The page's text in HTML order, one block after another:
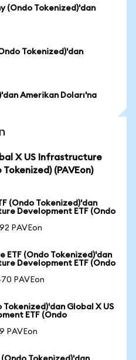
(Ondo Tokenized)'dan
Tokenized)'dan
Amerikan Doları'na
X US Infrastructure
(PAVEon)
(Ondo Tokenized)'dan
Development ETF (Ondo
PAVEon
ETF (Ondo Tokenized)'dan
Development ETF (Ondo
PAVEon
Global X US
ETF (Ondo
PAVEon